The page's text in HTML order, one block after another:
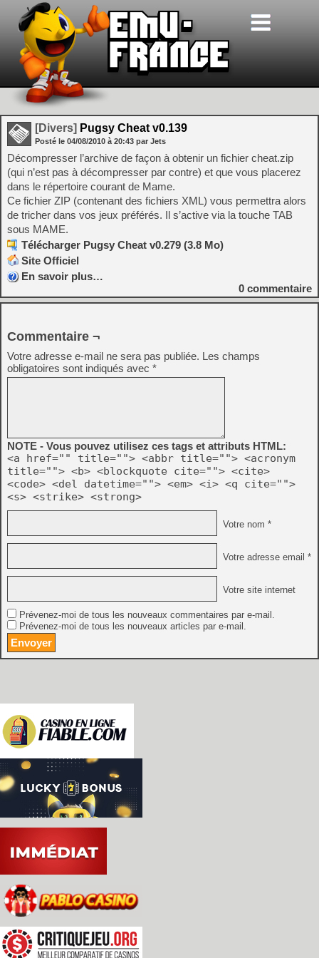
[Divers] Pugsy Cheat v0.139
Posté le 04/08/2010 à 20:43 par Jets
Décompresser l’archive de façon à obtenir un fichier cheat.zip
(qui n’est pas à décompresser par contre) et que vous placerez
dans le répertoire courant de Mame.
Ce fichier ZIP (contenant des fichiers XML) vous permettra alors
de tricher dans vos jeux préférés. Il s’active via la touche TAB
sous MAME.
Télécharger Pugsy Cheat v0.279 (3.8 Mo)
Site Officiel
En savoir plus…
0 commentaire
Commentaire ¬
Votre adresse e-mail ne sera pas publiée. Les champs
obligatoires sont indiqués avec *
NOTE - Vous pouvez utilisez ces tags et attributs HTML:
<a href="" title=""> <abbr title=""> <acronym
title=""> <b> <blockquote cite=""> <cite>
<code> <del datetime=""> <em> <i> <q cite="">
<s> <strike> <strong>
Votre nom *
Votre adresse email *
Votre site internet
Prévenez-moi de tous les nouveaux commentaires par e-mail.
Prévenez-moi de tous les nouveaux articles par e-mail.